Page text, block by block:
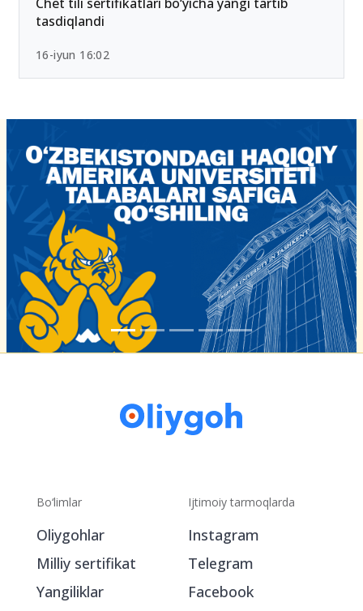
26-iyun 10:01
Chet tili sertifikatlari bo‘yicha yangi tartib
tasdiqlandi
Bo‘limlar
Oliygohlar
Ijtimoiy tarmoqlarda
Instagram